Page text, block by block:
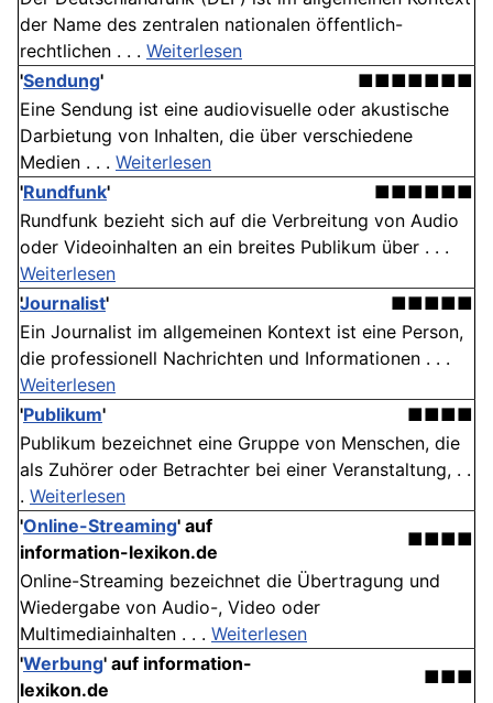
der Name des zentralen nationalen öffentlich-
rechtlichen . . . Weiterlesen
'Sendung'
■■■■■■■
Eine Sendung ist eine audiovisuelle oder akustische
Darbietung von Inhalten, die über verschiedene
Medien . . . Weiterlesen
'Rundfunk'
■■■■■■
Rundfunk bezieht sich auf die Verbreitung von Audio
oder Videoinhalten an ein breites Publikum über . . .
Weiterlesen
Journalist'
■■■■■
Ein Journalist im allgemeinen Kontext ist eine Person,
die professionell Nachrichten und Informationen . . .
Weiterlesen
'Publikum'
■■■■
Publikum bezeichnet eine Gruppe von Menschen, die
als Zuhörer oder Betrachter bei einer Veranstaltung, . .
. Weiterlesen
'Online-Streaming' auf
information-lexikon.de
■■■■
Online-Streaming bezeichnet die Übertragung und
Wiedergabe von Audio-, Video oder
Multimediainhalten . . . Weiterlesen
'Werbung' auf information-
lexikon.de
■■■